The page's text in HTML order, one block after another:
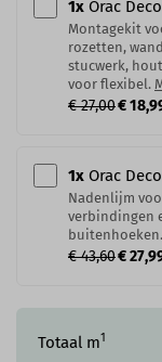
Totaal m1
1x Orac
Montagekit
rozetten,
stucwerk,
voor flexibel.
€ 27,00€
1x Orac
Nadenlijm
verbindingen
buitenhoeken.
€ 43,60€